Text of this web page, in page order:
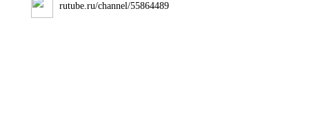
rutube.ru/channel/55864489